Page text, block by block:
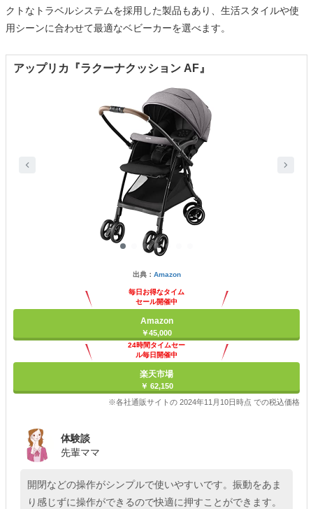
クトなトラベルシステムを採用した製品もあり、生活スタイルや使
用シーンに合わせて最適なベビーカーを選べます。
アップリカ『ラクーナクッション AF』
出典： Amazon
毎日お得なタイム
セール開催中
Amazon
￥45,000
24時間タイムセー
ル毎日開催中
楽天市場
￥ 62,150
※各社通販サイトの 2024年11月10日時点 での税込価格
体験談
先輩ママ
開閉などの操作がシンプルで使いやすいです。振動をあま
り感じずに操作ができるので快適に押すことができます。